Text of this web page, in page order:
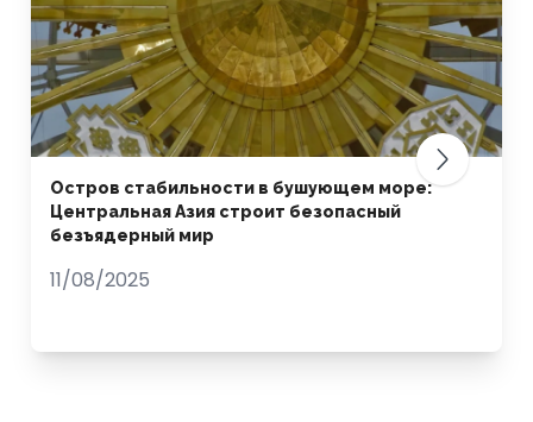
Остров стабильности в бушующем море:
Центральная Азия строит безопасный
безъядерный мир
11/08/2025